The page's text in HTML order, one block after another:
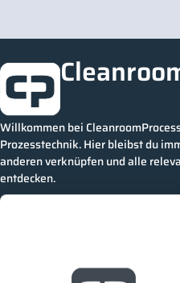
Willkommen bei
Prozesstechnik. Hier bleibst du
anderen verknüpfen und alle
entdecken.